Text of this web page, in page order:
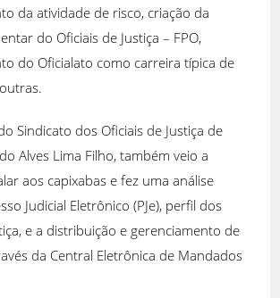
da atividade de risco, criação da
do Oficiais de Justiça – FPO,
do Oficialato como carreira típica de
Sindicato dos Oficiais de Justiça de
Alves Lima Filho, também veio a
aos capixabas e fez uma análise
Judicial Eletrônico (PJe), perfil dos
e a distribuição e gerenciamento de
da Central Eletrônica de Mandados